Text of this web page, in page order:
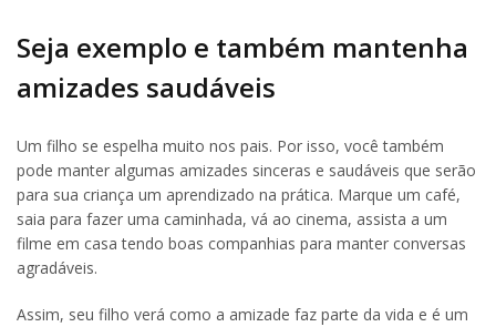
Seja exemplo e também mantenha
amizades saudáveis
Um filho se espelha muito nos pais. Por isso, você também
pode manter algumas amizades sinceras e saudáveis que serão
para sua criança um aprendizado na prática. Marque um café,
saia para fazer uma caminhada, vá ao cinema, assista a um
filme em casa tendo boas companhias para manter conversas
agradáveis.
Assim, seu filho verá como a amizade faz parte da vida e é um